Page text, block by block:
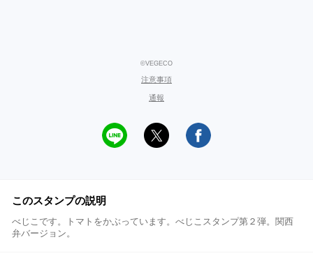
©VEGECO
注意事項
通報
このスタンプの説明
べじこです。トマトをかぶっています。べじこスタンプ第２弾。関西
弁バージョン。